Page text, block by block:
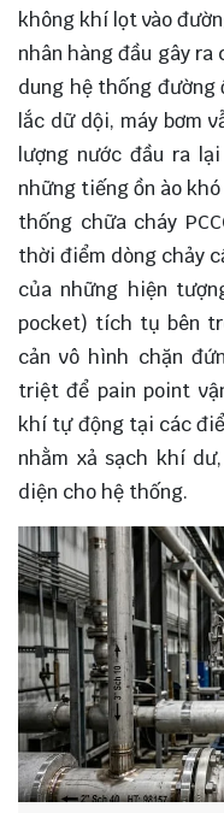
không khí lọt vào
nhân hàng đầu gây
dung hệ thống đường
lắc dữ dội, máy bơm
lượng nước đầu ra
những tiếng ồn ào
thống chữa cháy
thời điểm dòng chảy
của những hiện
pocket) tích tụ bên
cản vô hình chặn
triệt để pain point
khí tự động tại các
nhằm xả sạch khí
diện cho hệ thống.